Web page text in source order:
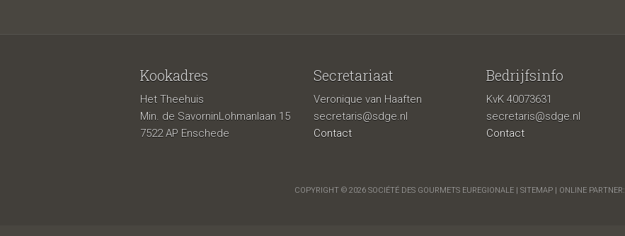
Kookadres
Het Theehuis
Min. de SavorninLohmanlaan 15
7522 AP Enschede
Secretariaat
Veronique van Haaften
secretaris@sdge.nl
Contact
Bedrijfsinfo
KvK 40073631
secretaris@sdge.nl
Contact
COPYRIGHT © 2026 SOCIÉTÉ DES GOURMETS EUREGIONALE | SITEMAP| ONLINE PARTNER: